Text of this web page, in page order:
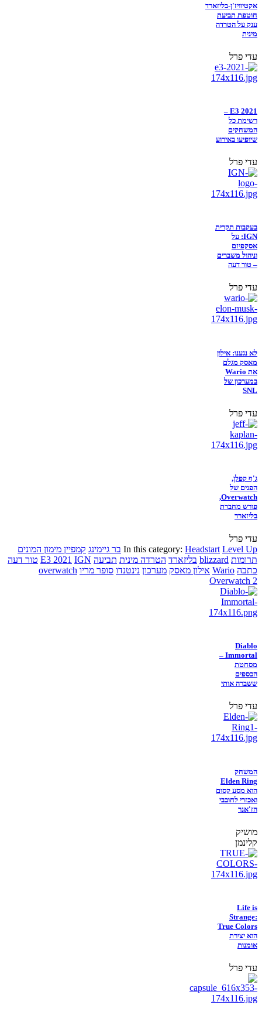
אקטיוויז'ן-בליזארד
חוטפת תביעת
ענק על הטרדה
מינית
עדי פרל
E3 2021 –
רשימת כל
המשחקים
שיופיעו באירוע
עדי פרל
בעקבות תקרית
IGN: על
אסקפיזם
וניהול משברים
– טור דעה
עדי פרל
לא נגענו: אילון
מאסק מגלם
את Wario
במערכון של
SNL
עדי פרל
ג'ף קפלן,
הפנים של
Overwatch,
פורש מחברת
בליזארד
עדי פרל
In this category: Headstart Level Up בר גיימינג קמפיין מימון המונים
תרומות blizzard בליזארד הטרדה מינית תביעה E3 2021 IGN
טור דעה
כתבה Wario אילון מאסק מערכון נינטנדו סופר מריו overwatch
Overwatch 2
Diablo
Immortal –
מסחטת
הכספים
ששברה אותי
עדי פרל
המשחק
Elden Ring
הוא מסע קסום
ואכזרי לחובבי
הז'אנר
מושיק
קלינמן
Life is
Strange:
True Colors
הוא יצירת
אומנות
עדי פרל